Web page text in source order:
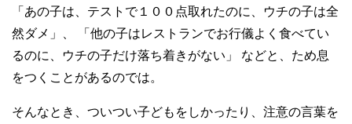
「あの子は、テストで１００点取れたのに、ウチの子は全
然ダメ」、 「他の子はレストランでお行儀よく食べてい
るのに、ウチの子だけ落ち着きがない」 などと、ため息
をつくことがあるのでは。
そんなとき、ついつい子どもをしかったり、注意の言葉を